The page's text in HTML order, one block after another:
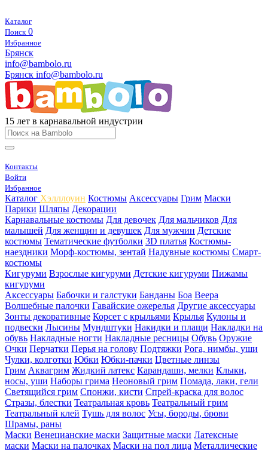
Каталог
Поиск 0
Избранное
Брянск
info@bambolo.ru
Брянск info@bambolo.ru
15 лет в карнавальной индустрии
Контакты
Войти
Избранное
Каталог Хэлллоуин Костюмы Аксессуары Грим Маски
Парики Шляпы Декорации
Карнавальные костюмы Для девочек Для мальчиков Для
малышей Для женщин и девушек Для мужчин Детские
костюмы Тематические футболки 3D платья Костюмы-
наездники Морф-костюмы, зентай Надувные костюмы Смарт-
костюмы
Кигуруми Взрослые кигуруми Детские кигуруми Пижамы
кигуруми
Аксессуары Бабочки и галстуки Банданы Боа Веера
Волшебные палочки Гавайские ожерелья Другие аксессуары
Зонты декоративные Корсет с крыльями Крылья Кулоны и
подвески Лысины Мундштуки Накидки и плащи Накладки на
обувь Накладные ногти Накладные ресницы Обувь Оружие
Очки Перчатки Перья на голову Подтяжки Рога, нимбы, уши
Чулки, колготки Юбки Юбки-пачки Цветные линзы
Грим Аквагрим Жидкий латекс Карандаши, мелки Клыки,
носы, уши Наборы грима Неоновый грим Помада, лаки, гели
Светящийся грим Спонжи, кисти Спрей-краска для волос
Стразы, блестки Театральная кровь Театральный грим
Театральный клей Тушь для волос Усы, бороды, брови
Шрамы, раны
Маски Венецианские маски Защитные маски Латексные
маски Маски на палочках Маски на пол лица Металлические